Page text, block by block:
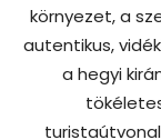
környezet, a
autentikus,
a hegyi